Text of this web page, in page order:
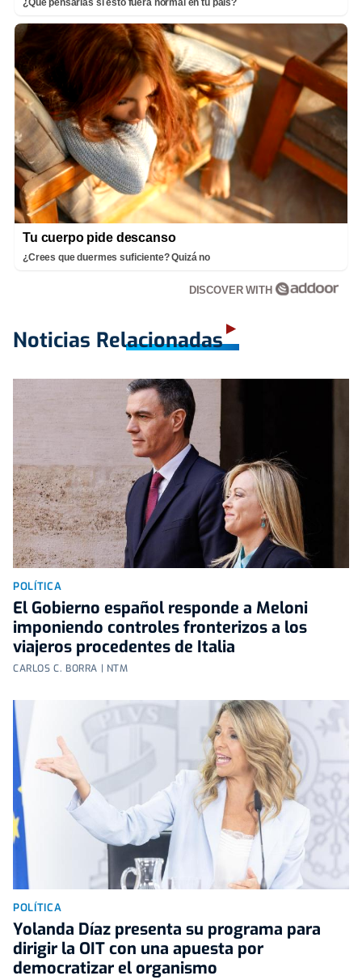
Tu cuerpo pide descanso
¿Crees que duermes suficiente? Quizá no
DISCOVER WITH
Noticias Relacionadas
POLÍTICA
El Gobierno español responde a Meloni
imponiendo controles fronterizos a los
viajeros procedentes de Italia
CARLOS C. BORRA | NTM
POLÍTICA
Yolanda Díaz presenta su programa para
dirigir la OIT con una apuesta por
democratizar el organismo